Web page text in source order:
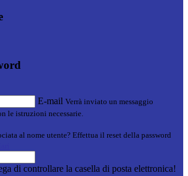
E-mail Verrà inviato un messaggio
le istruzioni necessarie.
al nome utente? Effettua il reset della password
di controllare la casella di posta elettronica!